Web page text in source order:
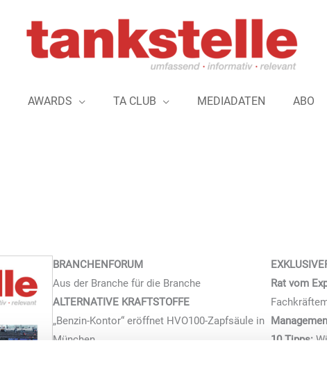
AWARDS TA CLUB MEDIADATEN ABO
BRANCHENFORUM
Aus der Branche für die Branche
ALTERNATIVE KRAFTSTOFFE
„Benzin-Kontor“ eröffnet HVO100-Zapfsäule in
München
Rat vom
10 Tipps: